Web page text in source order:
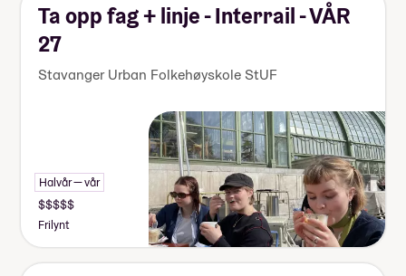
Ta opp fag + linje - Interrail - VÅR
27
Stavanger Urban Folkehøyskole StUF
Halvår — vår
Frilynt